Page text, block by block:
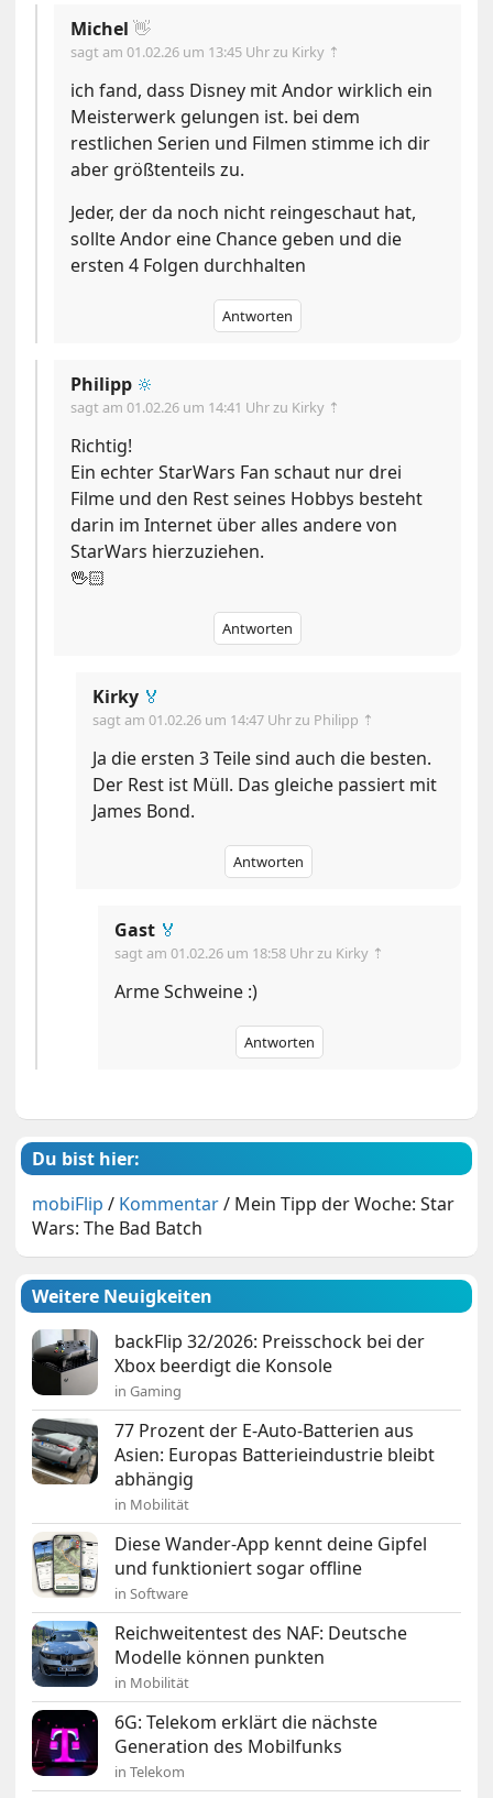
Michel 👋
sagt am01.02.26 um 13:45 Uhrzu Kirky ⇡
ich fand, dass Disney mit Andor wirklich ein
Meisterwerk gelungen ist. bei dem
restlichen Serien und Filmen stimme ich dir
aber größtenteils zu.
Jeder, der da noch nicht reingeschaut hat,
sollte Andor eine Chance geben und die
ersten 4 Folgen durchhalten
Antworten
Philipp 🔆
sagt am01.02.26 um 14:41 Uhrzu Kirky ⇡
Richtig!
Ein echter StarWars Fan schaut nur drei
Filme und den Rest seines Hobbys besteht
darin im Internet über alles andere von
StarWars hierzuziehen.
🖖🏻
Antworten
Kirky 🏅
sagt am01.02.26 um 14:47 Uhrzu Philipp ⇡
Ja die ersten 3 Teile sind auch die besten.
Der Rest ist Müll. Das gleiche passiert mit
James Bond.
Antworten
Gast 🏅
sagt am01.02.26 um 18:58 Uhrzu Kirky ⇡
Arme Schweine :)
Antworten
Du bist hier:
mobiFlip / Kommentar/ Mein Tipp der Woche: Star
Wars: The Bad Batch
Weitere Neuigkeiten
backFlip 32/2026: Preisschock bei der
Xbox beerdigt die Konsole
in Gaming
77 Prozent der E-Auto-Batterien aus
Asien: Europas Batterieindustrie bleibt
abhängig
in Mobilität
Diese Wander-App kennt deine Gipfel
und funktioniert sogar offline
in Software
Reichweitentest des NAF: Deutsche
Modelle können punkten
in Mobilität
6G: Telekom erklärt die nächste
Generation des Mobilfunks
in Telekom